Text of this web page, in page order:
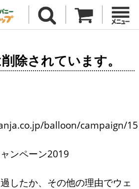
除されています。
balloon/campaign/
ンペーン2019
したか、その他の理由でウェ